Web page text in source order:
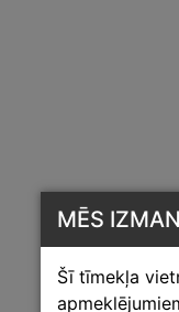
MĒS
Šī tīmekļa